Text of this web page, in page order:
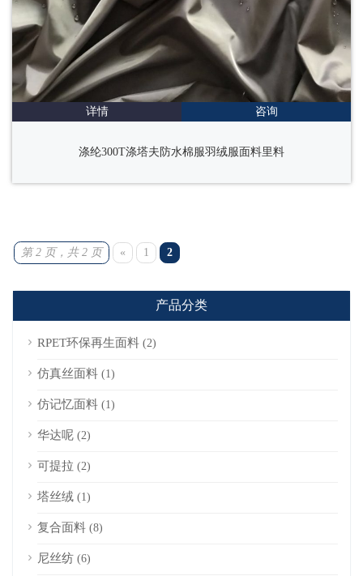
详情 咨询
涤纶300T涤塔夫防水棉服羽绒服面料里料
第 2 页，共 2 页 « 1 2
产品分类
RPET环保再生面料 (2)
仿真丝面料 (1)
仿记忆面料 (1)
华达呢 (2)
可提拉 (2)
塔丝绒 (1)
复合面料 (8)
尼丝纺 (6)